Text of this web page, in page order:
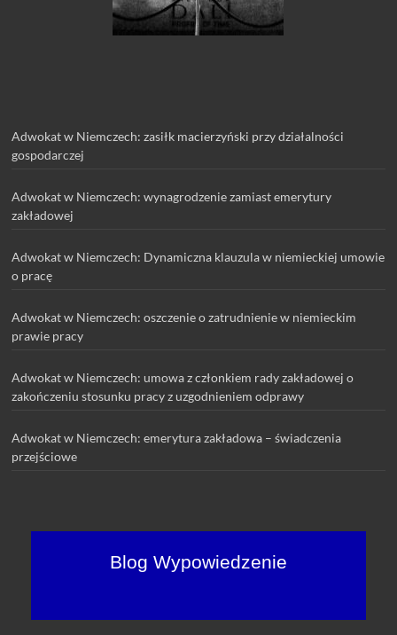
Adwokat w Niemczech: zasiłk macierzyński przy działalności
gospodarczej
Adwokat w Niemczech: wynagrodzenie zamiast emerytury
zakładowej
Adwokat w Niemczech: Dynamiczna klauzula w niemieckiej umowie
o pracę
Adwokat w Niemczech: oszczenie o zatrudnienie w niemieckim
prawie pracy
Adwokat w Niemczech: umowa z członkiem rady zakładowej o
zakończeniu stosunku pracy z uzgodnieniem odprawy
Adwokat w Niemczech: emerytura zakładowa – świadczenia
przejściowe
Blog Wypowiedzenie